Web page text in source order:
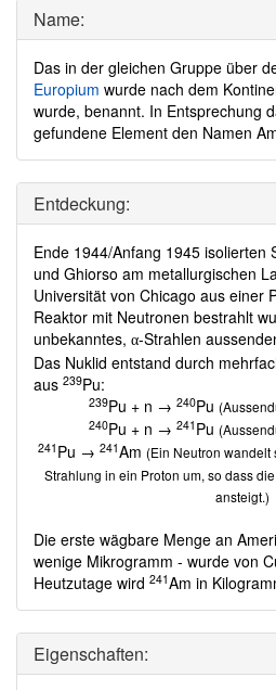
Name:
Das in der gleichen Gruppe über
Europium wurde nach dem
wurde, benannt. In Entsprechung
gefundene Element den Namen
Entdeckung:
Ende 1944/Anfang 1945 isolierten
und Ghiorso am metallurgischen
Universität von Chicago aus einer
Reaktor mit Neutronen bestrahlt
unbekanntes, α-Strahlen
Das Nuklid entstand durch
aus 239Pu:
239Pu + n → 240Pu
240Pu + n → 241 Pu
241 Pu → 241Am (Ein Neutron wandelt
Strahlung in ein Proton um, so dass
ansteigt.)
Die erste wägbare Menge an
wenige Mikrogramm - wurde von
Heutzutage wird 241Am in
Eigenschaften: